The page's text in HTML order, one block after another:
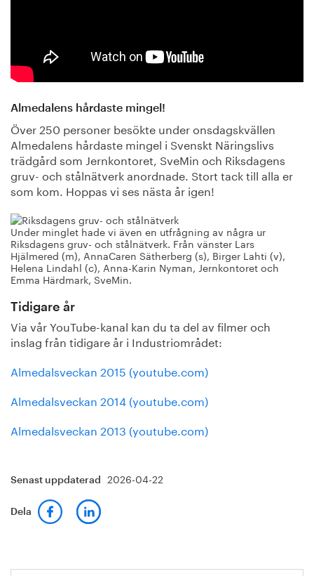
Almedalens hårdaste mingel!
Över 250 personer besökte under onsdagskvällen
Almedalens hårdaste mingel i Svenskt Näringslivs
trädgård som Jernkontoret, SveMin och Riksdagens
gruv- och stålnätverk anordnade. Stort tack till alla er
som kom. Hoppas vi ses nästa år igen!
Under minglet hade vi även en utfrågning av några ur
Riksdagens gruv- och stålnätverk. Från vänster Lars
Hjälmered (m), AnnaCaren Sätherberg (s), Birger Lahti (v),
Helena Lindahl (c), Anna-Karin Nyman, Jernkontoret och
Emma Härdmark, SveMin.
Tidigare år
Via vår YouTube-kanal kan du ta del av filmer och
inslag från tidigare år i Industriområdet:
Almedalsveckan 2015 (youtube.com)
Almedalsveckan 2014 (youtube.com)
Almedalsveckan 2013 (youtube.com)
Senast uppdaterad 2026-04-22
Dela